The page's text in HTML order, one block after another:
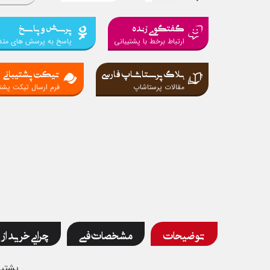
گفتگوی زنده
ارتباط برخط با پشتیبانی
پرسش و پاسخ
پاسخ به پرسش های
بلاگ پرستاشاپ فارسی
مقالات پرستاشاپ
تیکت پشتیبانی
فرم ارسال تیکت
توضیحات مشخصات فنی چرایی خرید